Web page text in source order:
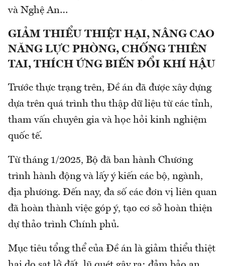
và Nghệ An…
GIẢM THIỂU THIỆT HẠI, NÂNG CAO
NĂNG LỰC PHÒNG, CHỐNG THIÊN
TAI, THÍCH ỨNG BIẾN ĐỔI KHÍ HẬU
Trước thực trạng trên, Đề án đã được xây dựng
dựa trên quá trình thu thập dữ liệu từ các tỉnh,
tham vấn chuyên gia và học hỏi kinh nghiệm
quốc tế.
Từ tháng 1/2025, Bộ đã ban hành Chương
trình hành động và lấy ý kiến các bộ, ngành,
địa phương. Đến nay, đa số các đơn vị liên quan
đã hoàn thành việc góp ý, tạo cơ sở hoàn thiện
dự thảo trình Chính phủ.
Mục tiêu tổng thể của Đề án là giảm thiểu thiệt